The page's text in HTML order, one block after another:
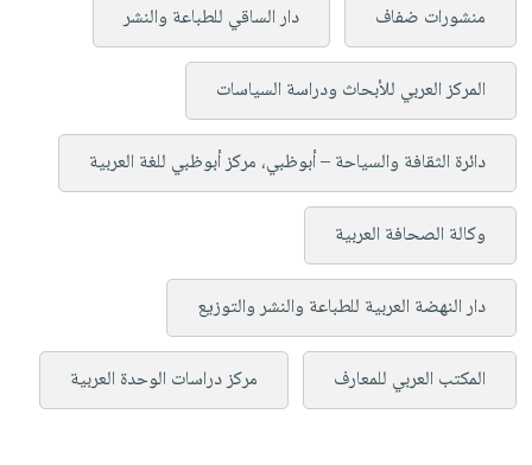
منشورات ضفاف دار الساقي للطباعة والنشر
المركز العربي للأبحاث ودراسة السياسات
دائرة الثقافة والسياحة – أبوظبي، مركز أبوظبي للغة العربية
وكالة الصحافة العربية
دار النهضة العربية للطباعة والنشر والتوزيع
المكتب العربي للمعارف مركز دراسات الوحدة العربية